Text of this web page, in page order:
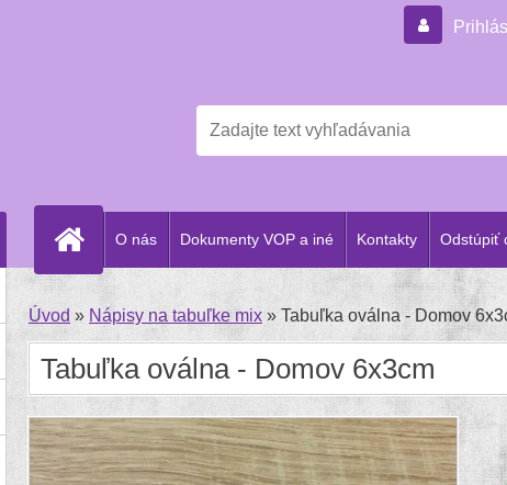
O nás Dokumenty VOP a iné Kontakty Odstúpiť
Úvod » Nápisy na tabuľke mix » Tabuľka oválna - Domov
Tabuľka oválna - Domov 6x3cm